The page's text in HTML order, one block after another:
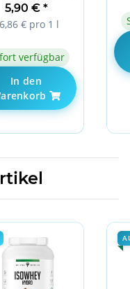
5,90 € *
€ pro 1 l
verfügbar
In den